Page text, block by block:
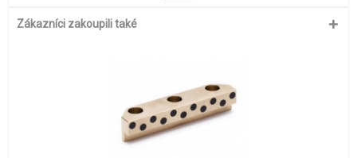
Zákazníci zakoupili také